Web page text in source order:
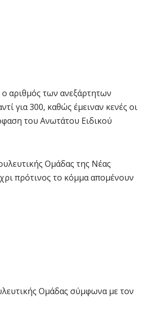
αριθμός των ανεξάρτητων
για 300, καθώς έμειναν κενές οι
του Ανωτάτου Ειδικού
Ομάδας της Νέας
πρότινος το κόμμα απομένουν
Ομάδας σύμφωνα με τον